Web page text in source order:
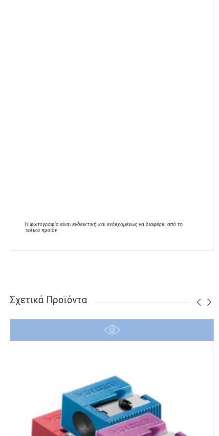
Η φωτογραφία είναι ενδεικτική και ενδεχομένως να διαφέρει από το
τελικό προϊόν
Σχετικά Προϊόντα